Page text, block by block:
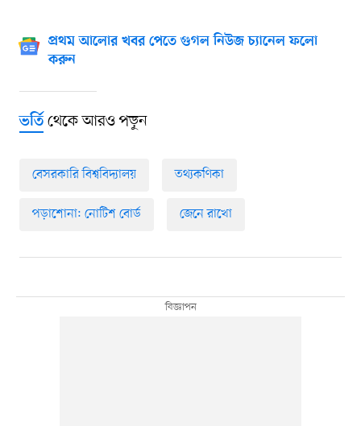
প্রথম আলোর খবর পেতে গুগল নিউজ চ্যানেল ফলো
করুন
ভর্তিথেকে আরও পড়ুন
বেসরকারি বিশ্ববিদ্যালয় তথ্যকণিকা
পড়াশোনা: নোটিশ বোর্ড জেনে রাখো